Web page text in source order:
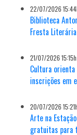
22/07/2026
Biblioteca
Fresta
21/07/2026 15:15h
Cultura
inscrições em
20/07/2026 15:21h
Arte na
gratuitas para